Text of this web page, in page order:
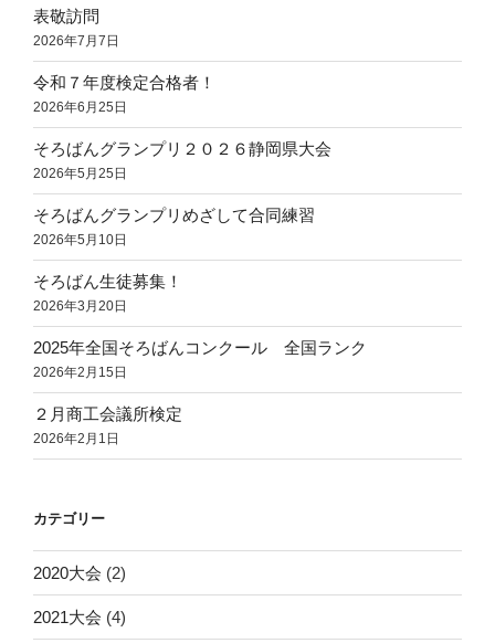
表敬訪問
2026年7月7日
令和７年度検定合格者！
2026年6月25日
そろばんグランプリ２０２６静岡県大会
2026年5月25日
そろばんグランプリめざして合同練習
2026年5月10日
そろばん生徒募集！
2026年3月20日
2025年全国そろばんコンクール 全国ランク
2026年2月15日
２月商工会議所検定
2026年2月1日
カテゴリー
2020大会 (2)
2021大会 (4)